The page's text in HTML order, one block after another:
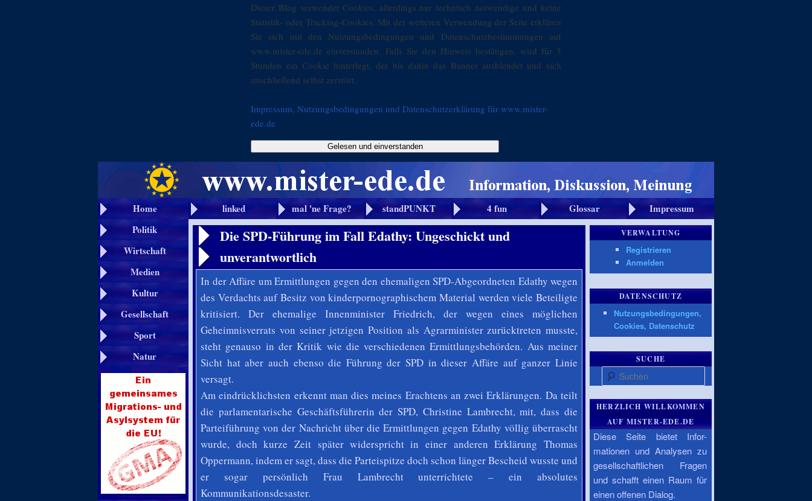
Dieser Blog verwendet Cookies, allerdings nur technisch notwendige und keine
Statistik- oder Tracking-Cookies. Mit der weiteren Verwendung der Seite erklären
Sie sich mit den Nutzungsbedingungen und Datenschutzbestimmungen auf
www.mister-ede.de einverstanden. Falls Sie den Hinweis bestätigen, wird für 3
Stunden ein Cookie hinterlegt, der bis dahin das Banner ausblendet und sich
anschließend selbst zerstört.
Impressum, Nutzungsbedingungen und Datenschutzerklärung für www.mister-
ede.de
Gelesen und einverstanden
Home linked mal 'ne Frage? standPUNKT 4 fun Glossar
Impressum
Politik
Wirtschaft
Medien
Kultur
Gesellschaft
Sport
Natur
Die SPD-Führung im Fall Edathy: Ungeschickt und
unverantwortlich
In der Affäre um Ermittlungen gegen den ehemaligen SPD-Abgeordneten Edathy wegen
des Verdachts auf Besitz von kinderpornographischem Material werden viele Beteiligte
kritisiert. Der ehemalige Innenminister Friedrich, der wegen eines möglichen
Geheimnisverrats von seiner jetzigen Position als Agrarminister zurücktreten musste,
steht genauso in der Kritik wie die verschiedenen Ermittlungsbehörden. Aus meiner
Sicht hat aber auch ebenso die Führung der SPD in dieser Affäre auf ganzer Linie
versagt.
Am eindrücklichsten erkennt man dies meines Erachtens an zwei Erklärungen. Da teilt
die parlamentarische Geschäftsführerin der SPD, Christine Lambrecht, mit, dass die
Parteiführung von der Nachricht über die Ermittlungen gegen Edathy völlig überrascht
wurde, doch kurze Zeit später widerspricht in einer anderen Erklärung Thomas
Oppermann, indem er sagt, dass die Parteispitze doch schon länger Bescheid wusste und
er sogar persönlich Frau Lambrecht unterrichtete – ein absolutes
Kommunikationsdesaster.
VERWALTUNG
Registrieren
Anmelden
DATENSCHUTZ
Nutzungsbedingungen,
Cookies, Datenschutz
SUCHE
Suchen
HERZLICH WILLKOMMEN
AUF MISTER-EDE.DE
Diese Seite bietet Infor-
mationen und Analysen zu
gesellschaftlichen Fragen
und schafft einen Raum für
einen offenen Dialog.